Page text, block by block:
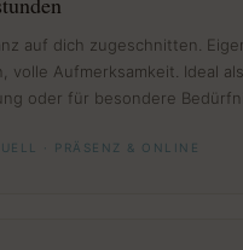
auf dich zugeschnitten.
volle Aufmerksamkeit. Ideal
oder für besondere
· PRÄSENZ & ONLINE